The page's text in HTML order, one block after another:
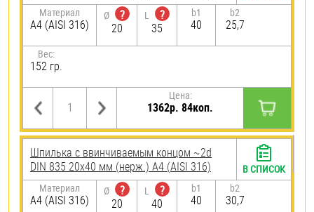
Материал
A4 (AISI 316)
Ø
?
20
L
?
35
b1
40
b2
25,7
Вес:
152 гр.
Цена:
1362р. 84коп.
Шпилька c ввинчиваемым концом ~2d
DIN 835 20х40 мм (нерж.) A4 (AISI 316)
Материал
A4 (AISI 316)
Ø
?
20
L
?
40
b1
40
b2
30,7
В СПИСОК